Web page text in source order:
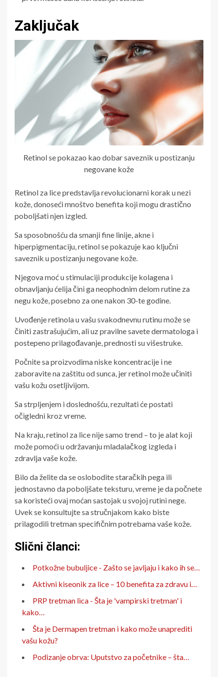
Zaključak
Retinol se pokazao kao dobar saveznik u postizanju
negovane kože
Retinol za lice predstavlja revolucionarni korak u nezi
kože, donoseći mnoštvo benefita koji mogu drastično
poboljšati njen izgled.
Sa sposobnošću da smanji fine linije, akne i
hiperpigmentaciju, retinol se pokazuje kao ključni
saveznik u postizanju negovane kože.
Njegova moć u stimulaciji produkcije kolagena i
obnavljanju ćelija čini ga neophodnim delom rutine za
negu kože, posebno za one nakon 30-te godine.
Uvođenje retinola u vašu svakodnevnu rutinu može se
činiti zastrašujućim, ali uz pravilne savete dermatologa i
postepeno prilagođavanje, prednosti su višestruke.
Počnite sa proizvodima niske koncentracije i ne
zaboravite na zaštitu od sunca, jer retinol može učiniti
vašu kožu osetljivijom.
Sa strpljenjem i doslednošću, rezultati će postati
očigledni kroz vreme.
Na kraju, retinol za lice nije samo trend – to je alat koji
može pomoći u održavanju mladalačkog izgleda i
zdravlja vaše kože.
Bilo da želite da se oslobodite staračkih pega ili
jednostavno da poboljšate teksturu, vreme je da počnete
sa koristeći ovaj moćan sastojak u svojoj rutini nege.
Uvek se konsultujte sa stručnjakom kako biste
prilagodili tretman specifičnim potrebama vaše kože.
Slični članci:
Potkožne bubuljice - Zašto se javljaju i kako ih se…
Aktivni kiseonik za lice – 10 benefita za zdravu i…
PRP tretman lica - Šta je 'vampirski tretman' i
kako…
Šta je Dermapen tretman i kako može unaprediti
vašu kožu?
Podizanje obrva: Uputstvo za početnike – šta…